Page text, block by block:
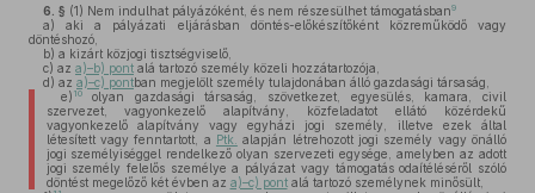
6. § (1) Nem indulhat pályázóként, és nem részesülhet támogatásban9
a) aki a pályázati eljárásban döntés-előkészítőként közreműködő vagy
döntéshozó,
b) a kizárt közjogi tisztségviselő,
c) az a)–b) pont alá tartozó személy közeli hozzátartozója,
d) az a)–c) pontban megjelölt személy tulajdonában álló gazdasági társaság,
e) 10olyan gazdasági társaság, szövetkezet, egyesülés, kamara, civil
szervezet, vagyonkezelő alapítvány, közfeladatot ellátó közérdekű
vagyonkezelő alapítvány vagy egyházi jogi személy, illetve ezek által
létesített vagy fenntartott, a Ptk.
alapján létrehozott jogi személy vagy önálló
jogi személyiséggel rendelkező olyan szervezeti egysége, amelyben az adott
jogi személy felelős személye a pályázat vagy támogatás odaítéléséről szóló
döntést megelőző két évben az a)–c) pontalá tartozó személynek minősült,